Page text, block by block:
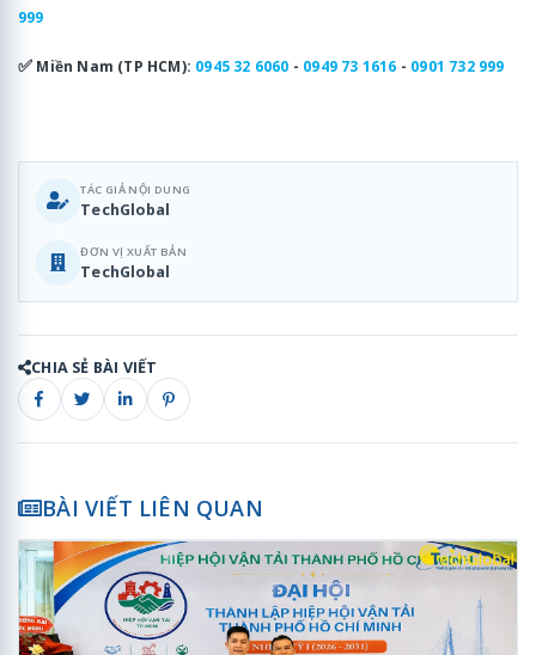
999
✅ Miền Nam (TP HCM): 0945 32 6060 - 0949 73 1616 - 0901 732 999
TÁC GIẢ NỘI DUNG
TechGlobal
ĐƠN VỊ XUẤT BẢN
TechGlobal
CHIA SẺ BÀI VIẾT
BÀI VIẾT LIÊN QUAN